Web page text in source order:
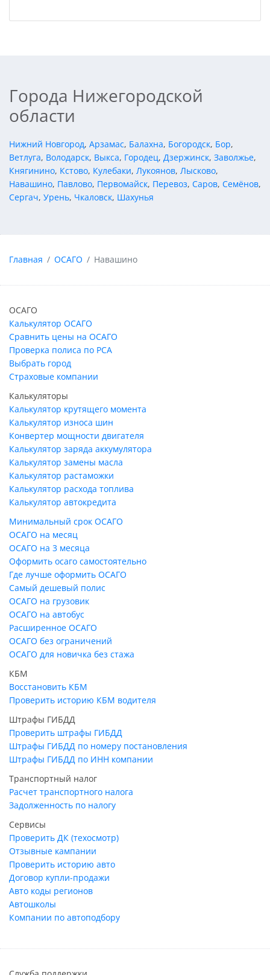
Города Нижегородской
области
Нижний Новгород, Арзамас, Балахна, Богородск, Бор,
Ветлуга, Володарск, Выкса, Городец, Дзержинск, Заволжье,
Княгинино, Кстово, Кулебаки, Лукоянов, Лысково,
Навашино, Павлово, Первомайск, Перевоз, Саров, Семёнов,
Сергач, Урень, Чкаловск, Шахунья
Главная ОСАГО Навашино
ОСАГО
Калькулятор ОСАГО
Сравнить цены на ОСАГО
Проверка полиса по РСА
Выбрать город
Страховые компании
Калькуляторы
Калькулятор крутящего момента
Калькулятор износа шин
Конвертер мощности двигателя
Калькулятор заряда аккумулятора
Калькулятор замены масла
Калькулятор растаможки
Калькулятор расхода топлива
Калькулятор автокредита
Минимальный срок ОСАГО
ОСАГО на месяц
ОСАГО на 3 месяца
Оформить осаго самостоятельно
Где лучше оформить ОСАГО
Самый дешевый полис
ОСАГО на грузовик
ОСАГО на автобус
Расширенное ОСАГО
ОСАГО без ограничений
ОСАГО для новичка без стажа
КБМ
Восстановить КБМ
Проверить историю КБМ водителя
Штрафы ГИБДД
Проверить штрафы ГИБДД
Штрафы ГИБДД по номеру постановления
Штрафы ГИБДД по ИНН компании
Транспортный налог
Расчет транспортного налога
Задолженность по налогу
Сервисы
Проверить ДК (техосмотр)
Отзывные кампании
Проверить историю авто
Договор купли-продажи
Авто коды регионов
Автошколы
Компании по автоподбору